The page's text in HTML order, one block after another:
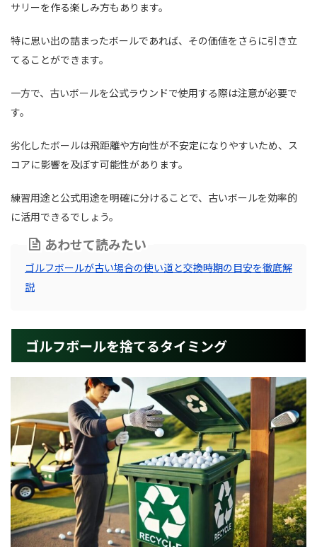
サリーを作る楽しみ方もあります。
特に思い出の詰まったボールであれば、その価値をさらに引き立
てることができます。
一方で、古いボールを公式ラウンドで使用する際は注意が必要で
す。
劣化したボールは飛距離や方向性が不安定になりやすいため、ス
コアに影響を及ぼす可能性があります。
練習用途と公式用途を明確に分けることで、古いボールを効率的
に活用できるでしょう。
あわせて読みたい
ゴルフボールが古い場合の使い道と交換時期の目安を徹底解
説
ゴルフボールを捨てるタイミング